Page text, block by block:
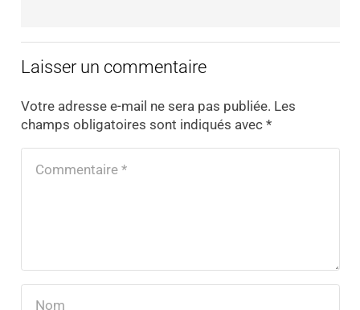
Laisser un commentaire
Votre adresse e-mail ne sera pas publiée. Les
champs obligatoires sont indiqués avec *